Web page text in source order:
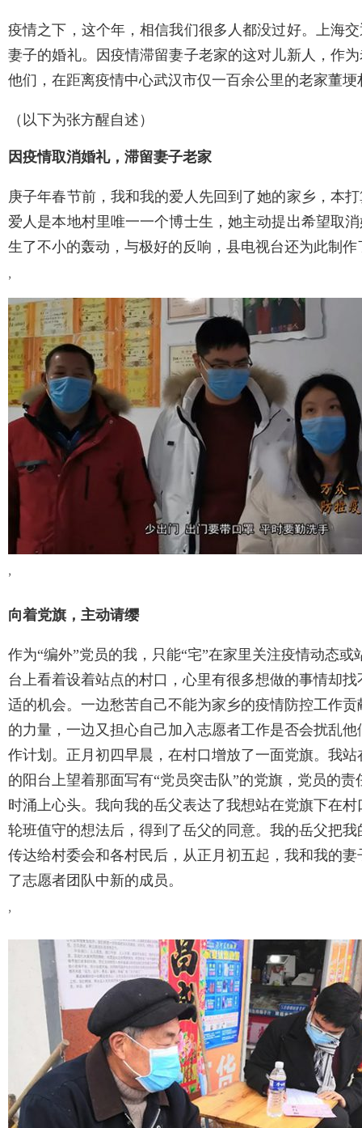
疫情之下，这个年，相信我们很多人都没过好。上海
妻子的婚礼。因疫情滞留妻子老家的这对儿新人，作
他们，在距离疫情中心武汉市仅一百余公里的老家董
（以下为张方醒自述）
因疫情取消婚礼，滞留妻子老家
庚子年春节前，我和我的爱人先回到了她的家乡，本
爱人是本地村里唯一一个博士生，她主动提出希望取
生了不小的轰动，与极好的反响，县电视台还为此制
,
,
向着党旗，主动请缨
作为“编外”党员的我，只能“宅”在家里关注疫情动态或
台上看着设着站点的村口，心里有很多想做的事情却找
适的机会。一边愁苦自己不能为家乡的疫情防控工作贡
的力量，一边又担心自己加入志愿者工作是否会扰乱他
作计划。正月初四早晨，在村口增放了一面党旗。我站
的阳台上望着那面写有“党员突击队”的党旗，党员的责
时涌上心头。我向我的岳父表达了我想站在党旗下在村
轮班值守的想法后，得到了岳父的同意。我的岳父把我
传达给村委会和各村民后，从正月初五起，我和我的妻
了志愿者团队中新的成员。
,